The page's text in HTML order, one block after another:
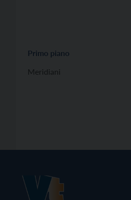
Primo piano
Meridiani